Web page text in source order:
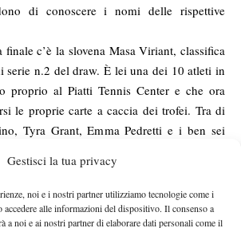
Gestisci la tua privacy
noi e i nostri partner utilizziamo tecnologie come i
accedere alle informazioni del dispositivo. Il consenso a
a noi e ai nostri partner di elaborare dati personali come il
di conoscere i nomi delle rispettive
finale c’è la slovena Masa Viriant, classifica
serie n.2 del draw. È lei una dei 10 atleti in
proprio al Piatti Tennis Center e che ora
le proprie carte a caccia dei trofei. Tra di
Tyra Grant, Emma Pedretti e i ben sei
il figlio di coach Riccardo Piatti, Rocco
da Peter Buldorini), e il giovanissimo
appena arrivato al Centro e subito